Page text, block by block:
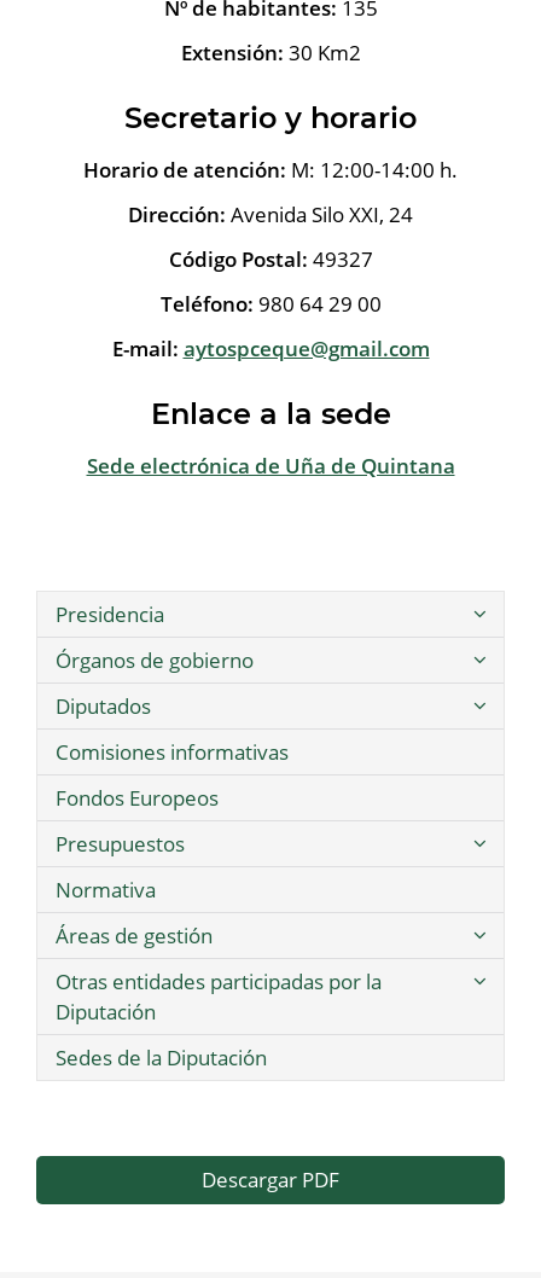
Nº de habitantes: 135
Extensión: 30 Km2
Secretario y horario
Horario de atención: M: 12:00-14:00 h.
Dirección: Avenida Silo XXI, 24
Código Postal: 49327
Teléfono: 980 64 29 00
E-mail: aytospceque@gmail.com
Enlace a la sede
Sede electrónica de Uña de Quintana
Presidencia
Órganos de gobierno
Diputados
Comisiones informativas
Fondos Europeos
Presupuestos
Normativa
Áreas de gestión
Otras entidades participadas por la
Diputación
Sedes de la Diputación
Descargar PDF